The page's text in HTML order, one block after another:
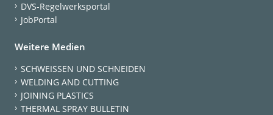
DVS-Regelwerksportal
JobPortal
Weitere Medien
SCHWEISSEN UND SCHNEIDEN
WELDING AND CUTTING
JOINING PLASTICS
THERMAL SPRAY BULLETIN